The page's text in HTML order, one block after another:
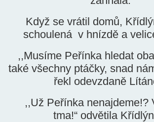
Když se vrátil domů,
schoulená v hnízdě a
,,Musíme Peřínka hledat
také všechny ptáčky, snad
řekl odevzdaně
,,Už Peřínka nenajdeme!?
tma!“ odvětila